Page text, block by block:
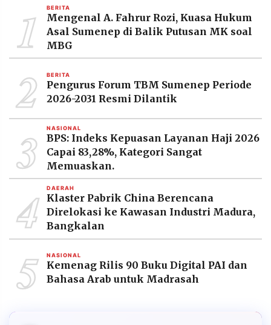
1 BERITA
Mengenal A. Fahrur Rozi, Kuasa Hukum
Asal Sumenep di Balik Putusan MK soal
MBG
2 BERITA
Pengurus Forum TBM Sumenep Periode
2026-2031 Resmi Dilantik
3 NASIONAL
BPS: Indeks Kepuasan Layanan Haji 2026
Capai 83,28%, Kategori Sangat
Memuaskan.
4 DAERAH
Klaster Pabrik China Berencana
Direlokasi ke Kawasan Industri Madura,
Bangkalan
5 NASIONAL
Kemenag Rilis 90 Buku Digital PAI dan
Bahasa Arab untuk Madrasah